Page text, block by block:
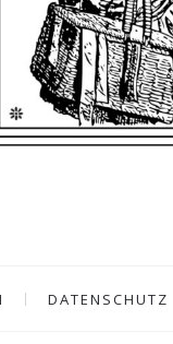
DATENSCHUTZ